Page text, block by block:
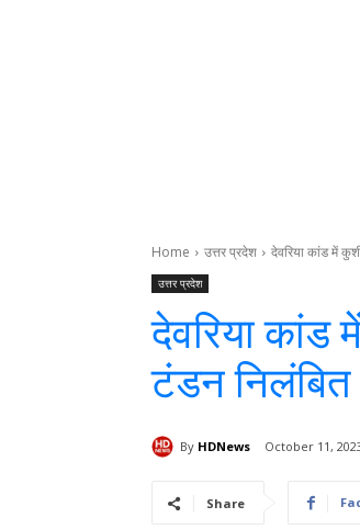
Home उत्तर प्रदेश देवरिया कांड में
उत्तर प्रदेश
देवरिया कांड
टंडन निलंबित
By HDNews October 11,
Share